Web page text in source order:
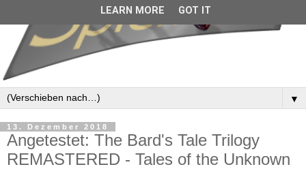
▼
13. Dezember 2018
Angetestet: The Bard's Tale Trilogy
REMASTERED - Tales of the Unknown
LEARN MORE GOT IT